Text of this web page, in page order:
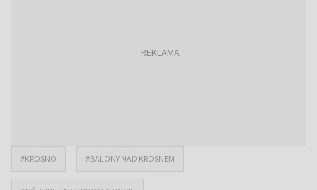
#KROSNO #BALONY NAD KROSNEM